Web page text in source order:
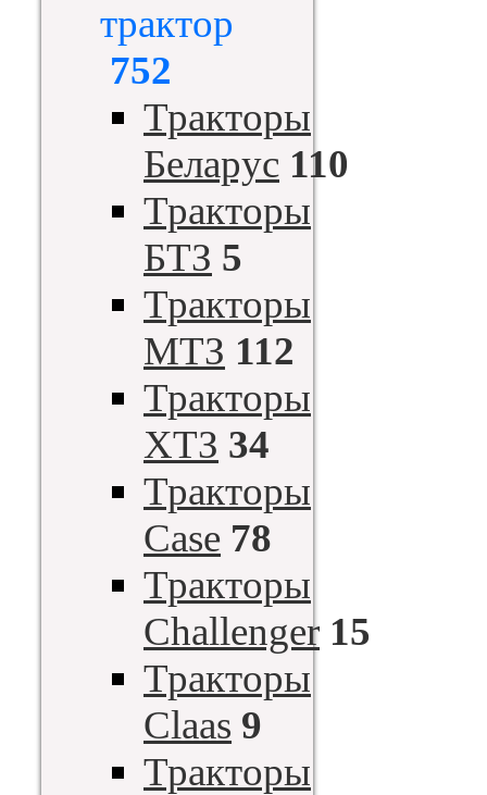
трактор
752
Тракторы
Беларус 110
Тракторы
БТЗ 5
Тракторы
МТЗ 112
Тракторы
ХТЗ 34
Тракторы
Case 78
Тракторы
Challenger 15
Тракторы
Claas 9
Тракторы